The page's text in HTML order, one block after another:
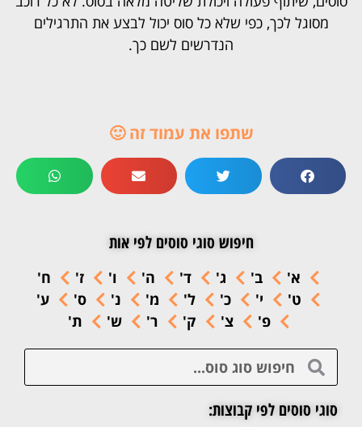
מסוגל לכך, כפי שלא כל סוס יכול לבצע את התרגילים
הנדרשים לשם כך.
שתפו את עמוד זה 🙂
חיפוש סוגי סוסים לפי אות
א' ב' ג' ד' ה' ו' ז'
ח'
ט'
י' כ' ל' מ' נ' ס'
ע'
פ'
צ' ק' ר' ש' ת'
סוגי סוסים לפי קבוצות: